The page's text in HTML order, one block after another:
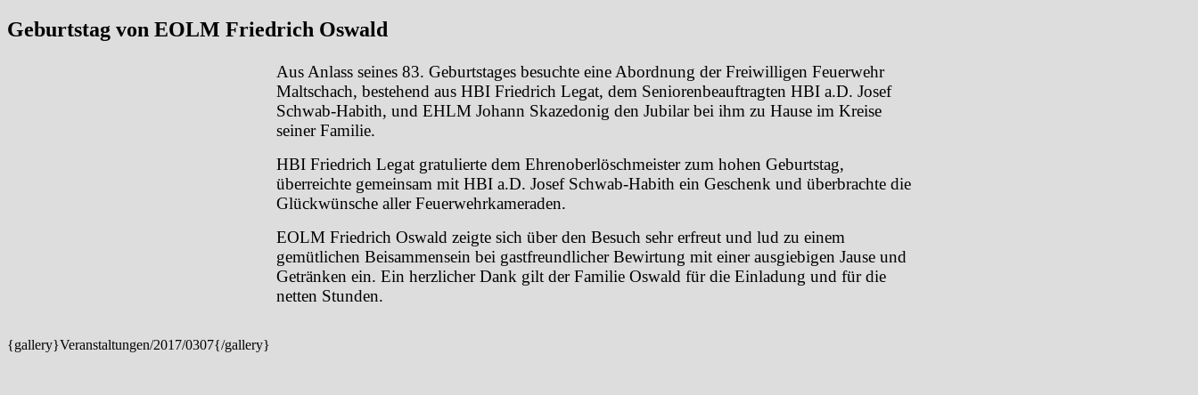
Geburtstag von EOLM Friedrich Oswald
Aus Anlass seines 83. Geburtstages besuchte eine Abordnung der Freiwilligen Feuerwehr
Maltschach, bestehend aus HBI Friedrich Legat, dem Seniorenbeauftragten HBI a.D. Josef
Schwab-Habith, und EHLM Johann Skazedonig den Jubilar bei ihm zu Hause im Kreise
seiner Familie.
HBI Friedrich Legat gratulierte dem Ehrenoberlöschmeister zum hohen Geburtstag,
überreichte gemeinsam mit HBI a.D. Josef Schwab-Habith ein Geschenk und überbrachte die
Glückwünsche aller Feuerwehrkameraden.
EOLM Friedrich Oswald zeigte sich über den Besuch sehr erfreut und lud zu einem
gemütlichen Beisammensein bei gastfreundlicher Bewirtung mit einer ausgiebigen Jause und
Getränken ein. Ein herzlicher Dank gilt der Familie Oswald für die Einladung und für die
netten Stunden.
{gallery}Veranstaltungen/2017/0307{/gallery}